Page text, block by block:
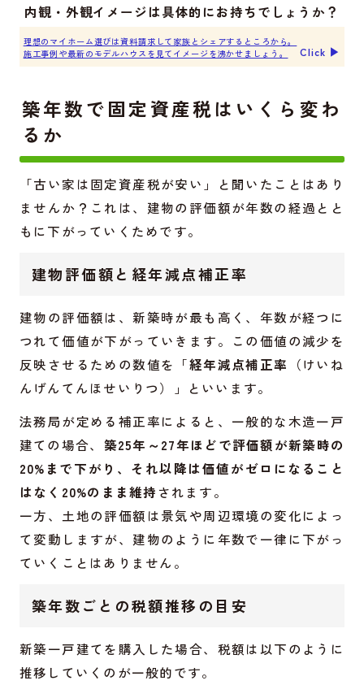
内観・外観イメージは具体的にお持ちでしょうか？
理想のマイホーム選びは資料請求して家族とシェアするところから。
施工事例や最新のモデルハウスを見てイメージを沸かせましょう。
Click ▶︎
築年数で固定資産税はいくら変わ
るか
「古い家は固定資産税が安い」と聞いたことはあり
ませんか？これは、建物の評価額が年数の経過とと
もに下がっていくためです。
建物評価額と経年減点補正率
建物の評価額は、新築時が最も高く、年数が経つに
つれて価値が下がっていきます。この価値の減少を
反映させるための数値を「経年減点補正率
（けいね
んげんてんほせいりつ）」といいます。
法務局が定める補正率によると、一般的な木造一戸
建ての場合、 築25年～27年ほどで評価額が新築時の
20%まで下がり、それ以降は価値がゼロになること
はなく20%のまま維持 されます。
一方、土地の評価額は景気や周辺環境の変化によっ
て変動しますが、建物のように年数で一律に下がっ
ていくことはありません。
築年数ごとの税額推移の目安
新築一戸建てを購入した場合、税額は以下のように
推移していくのが一般的です。